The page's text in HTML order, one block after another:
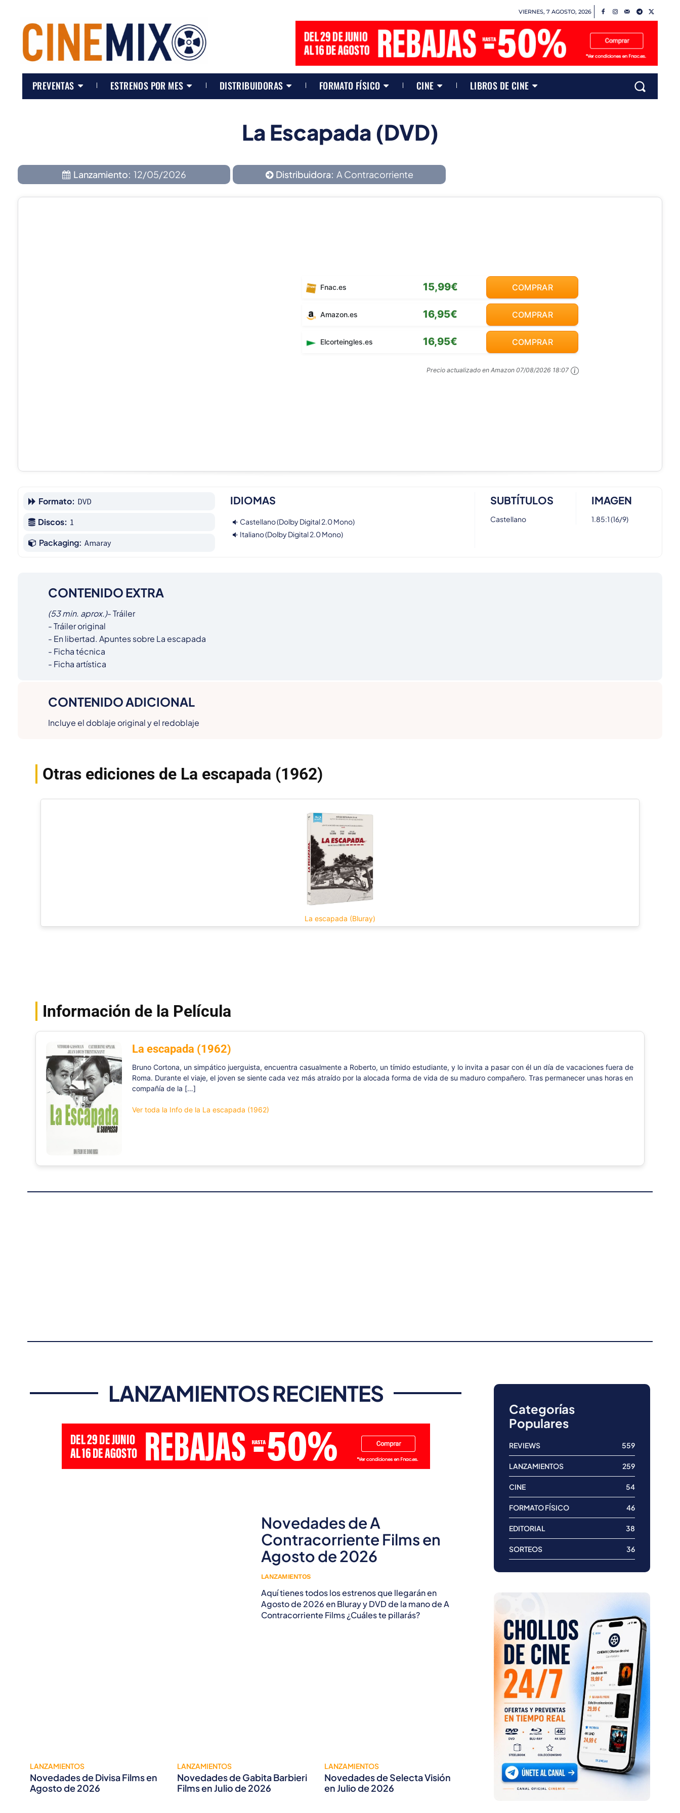
VIERNES, 7 AGOSTO, 2026
PREVENTAS ESTRENOS POR MES DISTRIBUIDORAS FORMATO FÍSICO CINE LIBROS DE CINE
La Escapada (DVD)
Lanzamiento: 12/05/2026 Distribuidora: A Contracorriente
Fnac.es 15,99€ COMPRAR
Amazon.es 16,95€ COMPRAR
Elcorteingles.es 16,95€ COMPRAR
Precio actualizado en Amazon 07/08/2026 18:07
Formato: DVD
Discos: 1
Packaging: Amaray
IDIOMAS
Castellano (Dolby Digital 2.0 Mono)
Italiano (Dolby Digital 2.0 Mono)
SUBTÍTULOS
Castellano
IMAGEN
1.85:1 (16/9)
CONTENIDO EXTRA
(53 min. aprox.)- Tráiler
- Tráiler original
- En libertad. Apuntes sobre La escapada
- Ficha técnica
- Ficha artística
CONTENIDO ADICIONAL
Incluye el doblaje original y el redoblaje
Otras ediciones de La escapada (1962)
La escapada (Bluray)
Información de la Película
La escapada (1962)
Bruno Cortona, un simpático juerguista, encuentra casualmente a Roberto, un tímido estudiante, y lo invita a pasar con él un día de vacaciones fuera de
Roma. Durante el viaje, el joven se siente cada vez más atraído por la alocada forma de vida de su maduro compañero. Tras permanecer unas horas en
compañía de la […]
Ver toda la Info de la La escapada (1962)
LANZAMIENTOS RECIENTES
Novedades de A
Contracorriente Films en
Agosto de 2026
LANZAMIENTOS
Aquí tienes todos los estrenos que llegarán en
Agosto de 2026 en Bluray y DVD de la mano de A
Contracorriente Films ¿Cuáles te pillarás?
LANZAMIENTOS
Novedades de Divisa Films en
Agosto de 2026
LANZAMIENTOS
Novedades de Gabita Barbieri
Films en Julio de 2026
LANZAMIENTOS
Novedades de Selecta Visión
en Julio de 2026
Categorías
Populares
REVIEWS 559
LANZAMIENTOS 259
CINE 54
FORMATO FÍSICO 46
EDITORIAL 38
SORTEOS 36